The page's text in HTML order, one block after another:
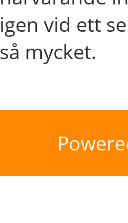
igen vid ett
så mycket.